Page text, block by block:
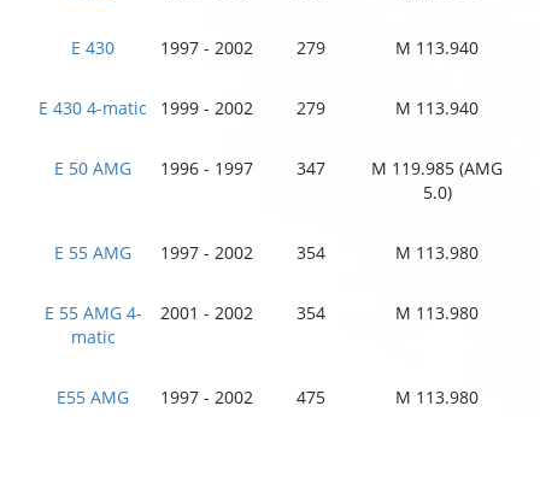
E 430 1997 - 2002 279 M 113.940
E 430 4-matic 1999 - 2002 279 M 113.940
E 50 AMG 1996 - 1997 347
M 119.985 (AMG
5.0)
E 55 AMG 1997 - 2002 354 M 113.980
E 55 AMG 4-
matic
2001 - 2002 354 M 113.980
E55 AMG 1997 - 2002 475 M 113.980